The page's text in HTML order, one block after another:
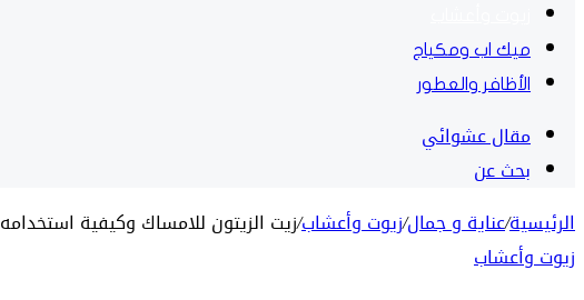
ميك اب ومكياج
الأظافر والعطور
مقال عشوائي
بحث عن
الرئيسية/عناية و جمال/زيوت وأعشاب/زيت الزيتون للامساك وكيفية استخدامه
زيوت وأعشاب